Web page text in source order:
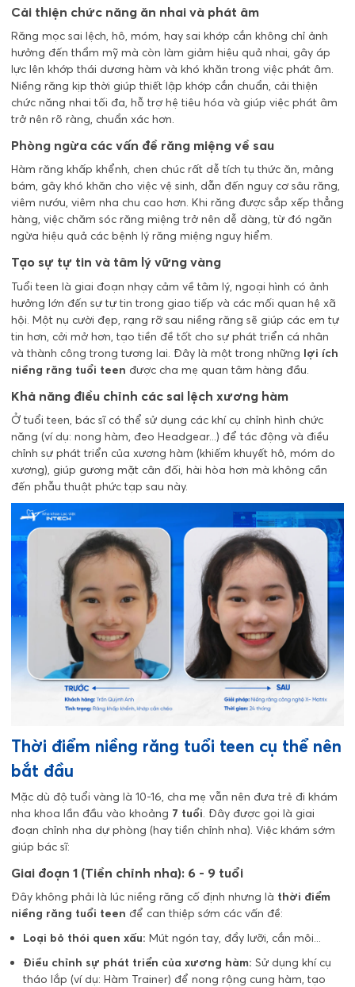
Cải thiện chức năng ăn nhai và phát âm
Răng mọc sai lệch, hô, móm, hay sai khớp cắn không chỉ ảnh
hưởng đến thẩm mỹ mà còn làm giảm hiệu quả nhai, gây áp
lực lên khớp thái dương hàm và khó khăn trong việc phát âm.
Niềng răng kịp thời giúp thiết lập khớp cắn chuẩn, cải thiện
chức năng nhai tối đa, hỗ trợ hệ tiêu hóa và giúp việc phát âm
trở nên rõ ràng, chuẩn xác hơn.
Phòng ngừa các vấn đề răng miệng về sau
Hàm răng khấp khểnh, chen chúc rất dễ tích tụ thức ăn, mảng
bám, gây khó khăn cho việc vệ sinh, dẫn đến nguy cơ sâu răng,
viêm nướu, viêm nha chu cao hơn. Khi răng được sắp xếp thẳng
hàng, việc chăm sóc răng miệng trở nên dễ dàng, từ đó ngăn
ngừa hiệu quả các bệnh lý răng miệng nguy hiểm.
Tạo sự tự tin và tâm lý vững vàng
Tuổi teen là giai đoạn nhạy cảm về tâm lý, ngoại hình có ảnh
hưởng lớn đến sự tự tin trong giao tiếp và các mối quan hệ xã
hội. Một nụ cười đẹp, rạng rỡ sau niềng răng sẽ giúp các em tự
tin hơn, cởi mở hơn, tạo tiền đề tốt cho sự phát triển cá nhân
và thành công trong tương lai. Đây là một trong những lợi ích
niềng răng tuổi teen được cha mẹ quan tâm hàng đầu.
Khả năng điều chỉnh các sai lệch xương hàm
Ở tuổi teen, bác sĩ có thể sử dụng các khí cụ chỉnh hình chức
năng (ví dụ: nong hàm, đeo Headgear...) để tác động và điều
chỉnh sự phát triển của xương hàm (khiếm khuyết hô, móm do
xương), giúp gương mặt cân đối, hài hòa hơn mà không cần
đến phẫu thuật phức tạp sau này.
Thời điểm niềng răng tuổi teen cụ thể nên
bắt đầu
Mặc dù độ tuổi vàng là 10-16, cha mẹ vẫn nên đưa trẻ đi khám
nha khoa lần đầu vào khoảng 7 tuổi . Đây được gọi là giai
đoạn chỉnh nha dự phòng (hay tiền chỉnh nha). Việc khám sớm
giúp bác sĩ:
Giai đoạn 1 (Tiền chỉnh nha): 6 - 9 tuổi
Đây không phải là lúc niềng răng cố định nhưng là thời điểm
niềng răng tuổi teen để can thiệp sớm các vấn đề:
Loại bỏ thói quen xấu: Mút ngón tay, đẩy lưỡi, cắn môi...
Điều chỉnh sự phát triển của xương hàm: Sử dụng khí cụ
tháo lắp (ví dụ: Hàm Trainer) để nong rộng cung hàm, tạo